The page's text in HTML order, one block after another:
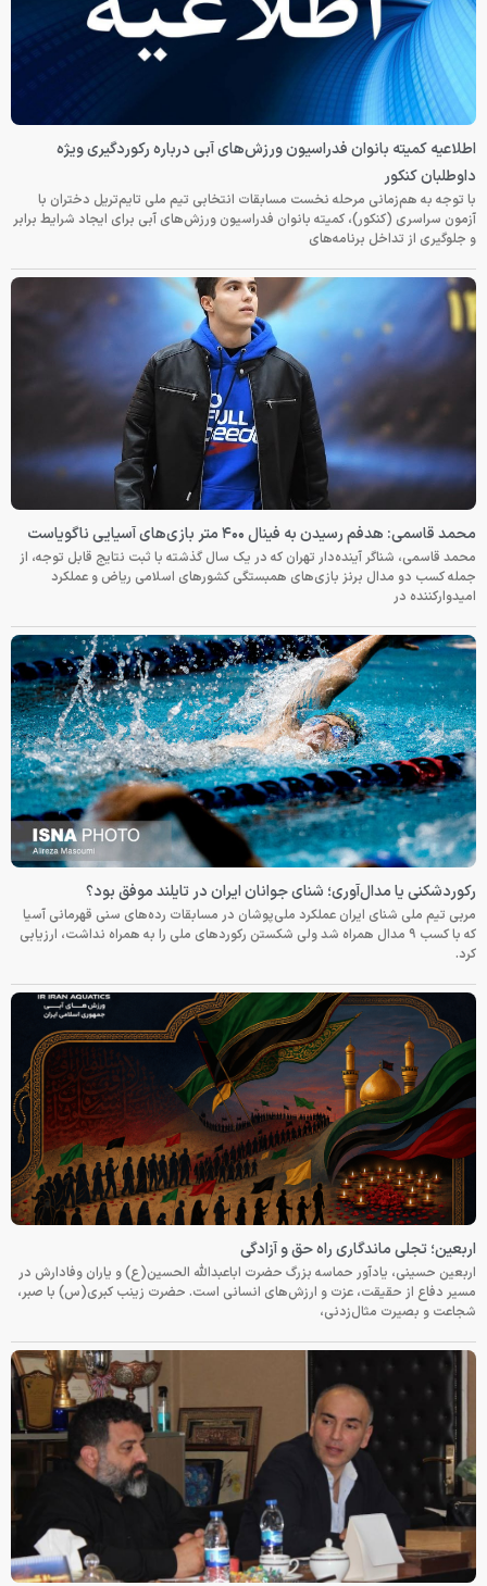
اطلاعیه کمیته بانوان فدراسیون ورزش‌های آبی درباره رکوردگیری ویژه
داوطلبان کنکور
با توجه به هم‌زمانی مرحله نخست مسابقات انتخابی تیم ملی تایم‌تریل دختران با
آزمون سراسری (کنکور)، کمیته بانوان فدراسیون ورزش‌های آبی برای ایجاد شرایط برابر
و جلوگیری از تداخل برنامه‌های
محمد قاسمی: هدفم رسیدن به فینال ۴۰۰ متر بازی‌های آسیایی ناگویاست
محمد قاسمی، شناگر آینده‌دار تهران که در یک سال گذشته با ثبت نتایج قابل توجه، از
جمله کسب دو مدال برنز بازی‌های همبستگی کشورهای اسلامی ریاض و عملکرد
امیدوارکننده در
رکوردشکنی یا مدال‌آوری؛ شنای جوانان ایران در تایلند موفق بود؟
مربی تیم ملی شنای ایران عملکرد ملی‌پوشان در مسابقات رده‌های سنی قهرمانی آسیا
که با کسب ۹ مدال همراه شد ولی شکستن رکوردهای ملی را به همراه نداشت، ارزیابی
کرد.
اربعین؛ تجلی ماندگاری راه حق و آزادگی
اربعین حسینی، یادآور حماسه بزرگ حضرت اباعبدالله الحسین(ع) و یاران وفادارش در
مسیر دفاع از حقیقت، عزت و ارزش‌های انسانی است. حضرت زینب کبری(س) با صبر،
شجاعت و بصیرت مثال‌زدنی،